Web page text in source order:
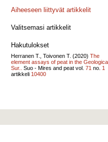
Aiheeseen liittyvät artikkelit
Valitsemasi artikkelit
Hakutulokset
Herranen T., Toivonen T. (2020) The
element assays of peat in the
Sur..
Suo - Mires and peat vol. 71 no. 1
artikkeli 10400